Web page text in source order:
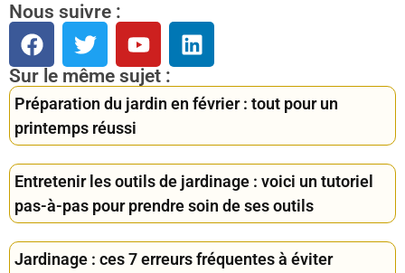
Nous suivre :
Sur le même sujet :
Préparation du jardin en février : tout pour un
printemps réussi
Entretenir les outils de jardinage : voici un tutoriel
pas-à-pas pour prendre soin de ses outils
Jardinage : ces 7 erreurs fréquentes à éviter